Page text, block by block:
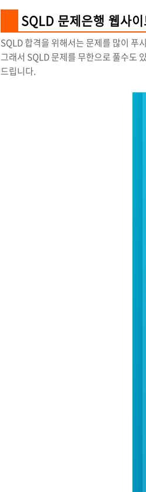
SQLD 문제은행 웹사
SQLD 합격을 위해서는 문제를 많이 푸
그래서 SQLD 문제를 무한으로 풀수도
드립니다.